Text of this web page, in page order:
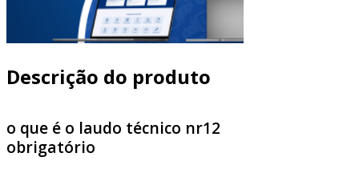
Descrição do produto
o que é o laudo técnico nr12
obrigatório